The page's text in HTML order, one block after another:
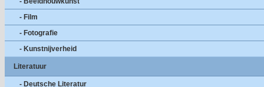
- Film
- Fotografie
- Kunstnijverheid
Literatuur
- Deutsche Literatur